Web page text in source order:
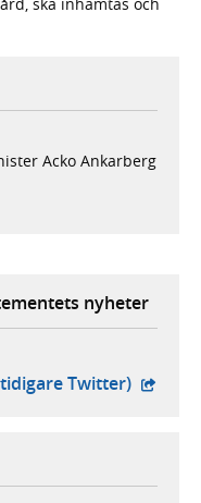
Acko Ankarberg
nyheter
Twitter) -